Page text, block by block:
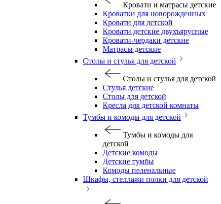
Кровати и матрасы детские
Кроватки для новорожденных
Кровати для детской
Кровати детские двухъярусные
Кровати-чердаки детские
Матрасы детские
Столы и стулья для детской
Столы и стулья для детской
Стулья детские
Столы для детской
Кресла для детской комнаты
Тумбы и комоды для детской
Тумбы и комоды для
детской
Детские комоды
Детские тумбы
Комоды пеленальные
Шкафы, стеллажи полки для детской